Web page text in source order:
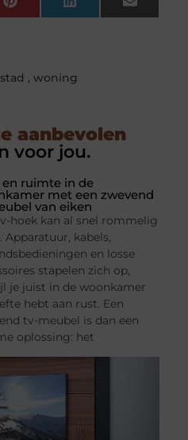
PinterestLinkedInEmail
, woning
aanbevolen
voor jou.
en ruimte in de
met een zwevend
van eiken
hoek kan al snel rommelig
Apparatuur, kabels,
en losse
stapelen zich op,
je juist in de woonkamer
hebt aan rust. Een
tv-meubel is dan een
oplossing: het